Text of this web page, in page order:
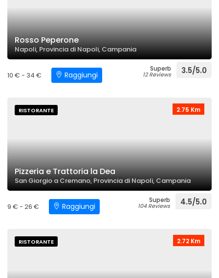
Rosso Peperone
Napoli, Provincia di Napoli, Campania
10 € - 34 € Raggiungi
Superb
12 Reviews 3.5/5.0
2.75 Km
RISTORANTE
Pizzeria e Trattoria la Dea
San Giorgio a Cremano, Provincia di Napoli, Campania
9 € - 26 € Raggiungi
Superb
104 Reviews 4.5/5.0
2.72 Km
RISTORANTE